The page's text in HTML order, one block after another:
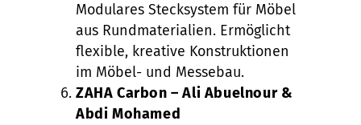
Modulares Stecksystem für Möbel
aus Rundmaterialien. Ermöglicht
flexible, kreative Konstruktionen
im Möbel- und Messebau.
ZAHA Carbon – Ali Abuelnour &
Abdi Mohamed